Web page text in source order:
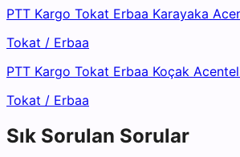
PTT Kargo Tokat Erbaa Karayaka
Tokat / Erbaa
PTT Kargo Tokat Erbaa Koçak
Tokat / Erbaa
Sık Sorulan Sorular